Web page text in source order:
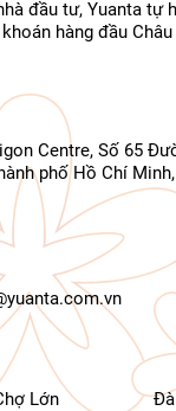
đầu tư, Yuanta tự
hàng đầu Châu
Centre, Số 65
phố Hồ Chí
Lớn